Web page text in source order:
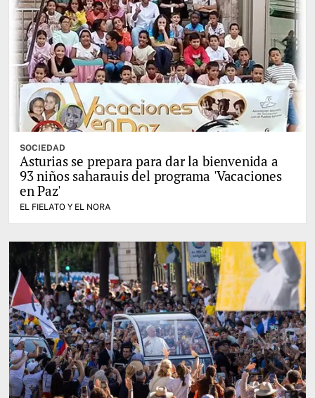
SOCIEDAD
Asturias se prepara para dar la bienvenida a
93 niños saharauis del programa 'Vacaciones
en Paz'
EL FIELATO Y EL NORA